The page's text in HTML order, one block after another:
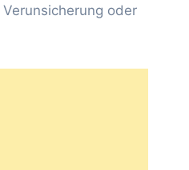
oder